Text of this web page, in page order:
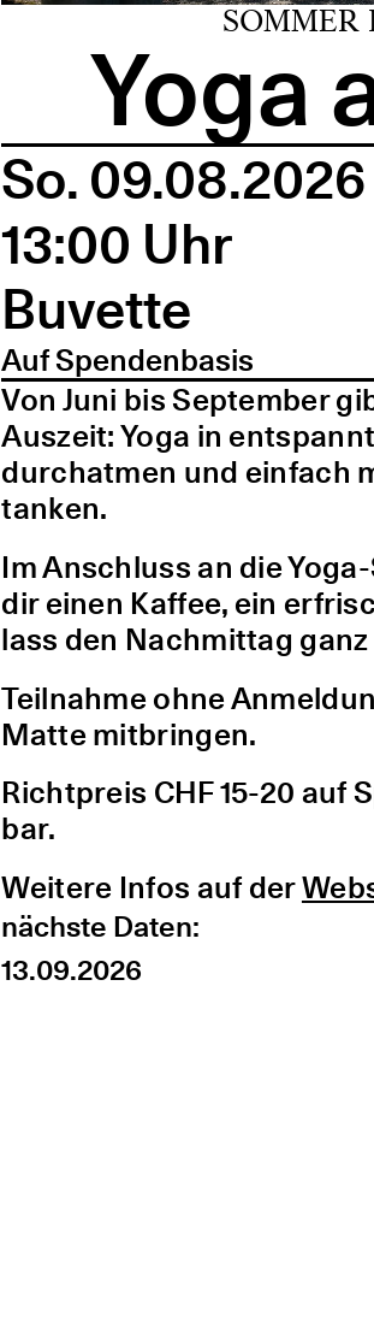
Yoga
So. 09.08.2026
13:00 Uhr
Buvette
Auf Spendenbasis
Von Juni bis September
Auszeit: Yoga in
durchatmen und einfach
tanken.
Im Anschluss an die
dir einen Kaffee, ein
lass den Nachmittag
Teilnahme ohne
Matte mitbringen.
Richtpreis CHF 15-20 auf
bar.
Weitere Infos auf der
nächste Daten:
13.09.2026